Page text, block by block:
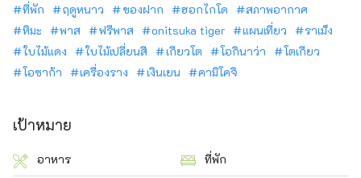
ที่พัก ฤดูหนาว ของฝาก ฮอกไกโด
สภาพอากาศ
หิมะ
พาส ฟรีพาส onitsuka tiger แผนเที่ยว
ราเม็ง
ใบไม้แดง
ใบไม้เปลี่ยนสี เกียวโต โอกินาว่า
โตเกียว
โอซาก้า
เครื่องราง เงินเยน คามิโคจิ
เป้าหมาย
อาหาร ที่พัก